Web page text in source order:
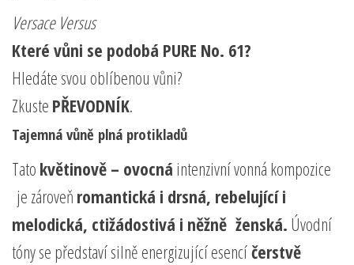
Versace Versus
Které vůni se podobá PURE No. 61?
Hledáte svou oblíbenou vůni?
Zkuste PŘEVODNÍK.
Tajemná vůně plná protikladů
Tato květinově – ovocná intenzivní vonná kompozice
je zároveň romantická i drsná, rebelující i
melodická, ctižádostivá i něžně ženská. Úvodní
tóny se představí silně energizující esencíčerstvě